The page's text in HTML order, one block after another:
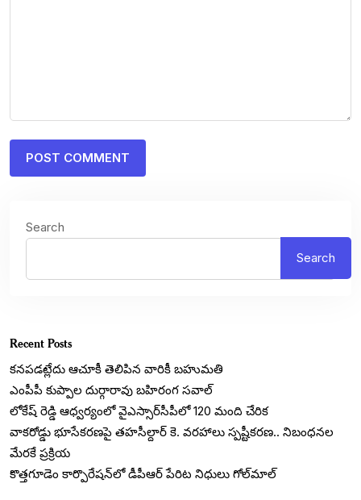
Search
Search
Recent Posts
కనపడట్లేదు ఆచూకీ తెలిపిన వారికీ బహుమతి
ఎంపీపీ కుప్పాల దుర్గారావు బహిరంగ సవాల్
లోకేష్ రెడ్డి ఆధ్వర్యంలో వైఎస్సార్‌సీపీలో 120 మంది చేరిక
వాకరోడ్డు భూసేకరణపై తహసీల్దార్‌ కె. వరహాలు స్పష్టీకరణ.. నిబంధనల
మేరకే ప్రక్రియ
కొత్త‌గూడెం కార్పొరేషన్‌లో డీపీఆర్ పేరిట నిధులు గోల్‌మాల్